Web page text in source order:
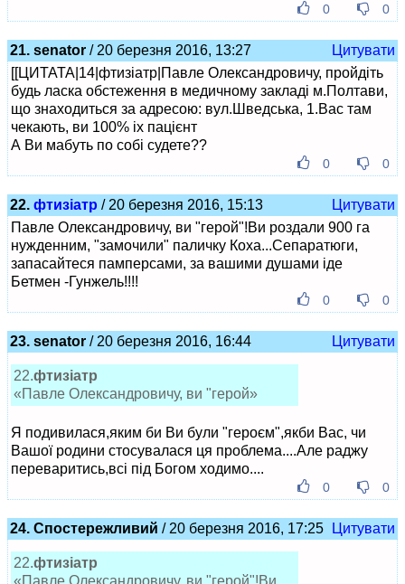
0 0
21. senator / 20 березня 2016, 13:27
Цитувати
[[ЦИТАТА|14|фтизіатр|Павле Олександровичу, пройдіть
будь ласка обстеження в медичному закладі м.Полтави,
що знаходиться за адресою: вул.Шведська, 1.Вас там
чекають, ви 100% іх пацієнт
А Ви мабуть по собі судете??
0 0
22. фтизіатр / 20 березня 2016, 15:13
Цитувати
Павле Олександровичу, ви "герой"!Ви роздали 900 га
нужденним, "замочили" паличку Коха...Сепаратюги,
запасайтеся памперсами, за вашими душами іде
Бетмен -Гунжель!!!!
0 0
23. senator / 20 березня 2016, 16:44 Цитувати
22.фтизіатр
«Павле Олександровичу, ви "герой»
Я подивилася,яким би Ви були "героєм",якби Вас, чи
Вашої родини стосувалася ця проблема....Але раджу
переваритись,всі під Богом ходимо....
0 0
24. Спостережливий / 20 березня 2016, 17:25 Цитувати
22.фтизіатр